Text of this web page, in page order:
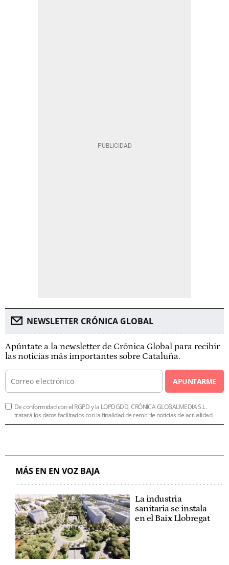
NEWSLETTER CRÓNICA GLOBAL
Apúntate a la newsletter de Crónica Global para recibir
las noticias más importantes sobre Cataluña.
APUNTARME
De conformidad con el RGPD y la LOPDGDD, CRÓNICA GLOBALMEDIA S.L.
tratará los datos facilitados con la finalidad de remitirle noticias de actualidad.
MÁS EN EN VOZ BAJA
La industria
sanitaria se instala
en el Baix Llobregat